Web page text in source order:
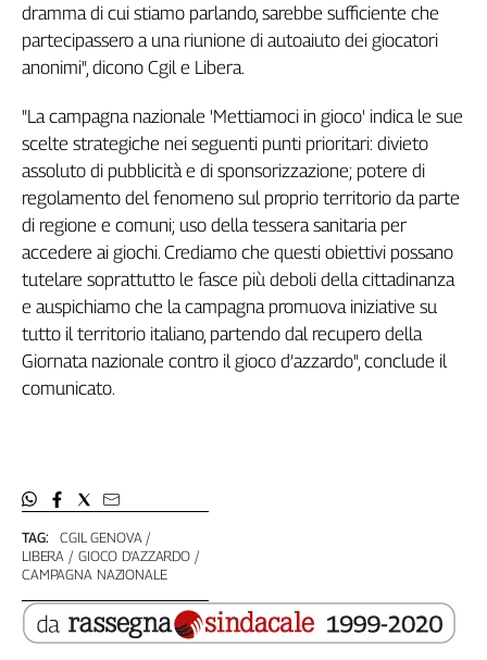
Rubriche
Collettiva
Talk
settimana
Collettiva
Girasoli
Il
Sassolino
Linea
Economica
Tech
It
Easy
Inserti
InFlai
Le
trasmissioni
tv
Work
in
TAG:
CGIL GENOVA
LIBERA
GIOCO D'AZZARDO
CAMPAGNA NAZIONALE
dramma di cui stiamo parlando, sarebbe sufficiente che
partecipassero a una riunione di autoaiuto dei giocatori
anonimi", dicono Cgil e Libera.
"La campagna nazionale 'Mettiamoci in gioco' indica le sue
scelte strategiche nei seguenti punti prioritari: divieto
assoluto di pubblicità e di sponsorizzazione; potere di
regolamento del fenomeno sul proprio territorio da parte
di regione e comuni; uso della tessera sanitaria per
accedere ai giochi. Crediamo che questi obiettivi possano
tutelare soprattutto le fasce più deboli della cittadinanza
e auspichiamo che la campagna promuova iniziative su
tutto il territorio italiano, partendo dal recupero della
Giornata nazionale contro il gioco d’azzardo", conclude il
comunicato.